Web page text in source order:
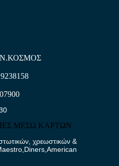
Ν.ΚΟΣΜΟΣ
ΜΕΣΩ ΚΑΡΤΩΝ
χρεωστικών &